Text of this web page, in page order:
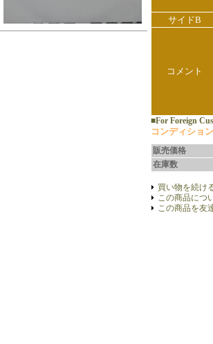
サイドB
コメント
■For Foreign
コンディショ
販売価格
在庫数
買い物を続け
この商品につ
この商品を友